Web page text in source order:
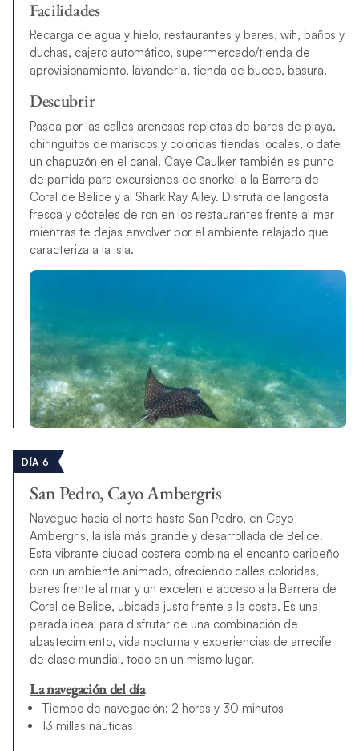
Facilidades
Recarga de agua y hielo, restaurantes y bares, wifi, baños y
duchas, cajero automático, supermercado/tienda de
aprovisionamiento, lavandería, tienda de buceo, basura.
Descubrir
Pasea por las calles arenosas repletas de bares de playa,
chiringuitos de mariscos y coloridas tiendas locales, o date
un chapuzón en el canal. Caye Caulker también es punto
de partida para excursiones de snorkel a la Barrera de
Coral de Belice y al Shark Ray Alley. Disfruta de langosta
fresca y cócteles de ron en los restaurantes frente al mar
mientras te dejas envolver por el ambiente relajado que
caracteriza a la isla.
DÍA 6
San Pedro, Cayo Ambergris
Navegue hacia el norte hasta San Pedro, en Cayo
Ambergris, la isla más grande y desarrollada de Belice.
Esta vibrante ciudad costera combina el encanto caribeño
con un ambiente animado, ofreciendo calles coloridas,
bares frente al mar y un excelente acceso a la Barrera de
Coral de Belice, ubicada justo frente a la costa. Es una
parada ideal para disfrutar de una combinación de
abastecimiento, vida nocturna y experiencias de arrecife
de clase mundial, todo en un mismo lugar.
La navegación del día
Tiempo de navegación: 2 horas y 30 minutos
13 millas náuticas